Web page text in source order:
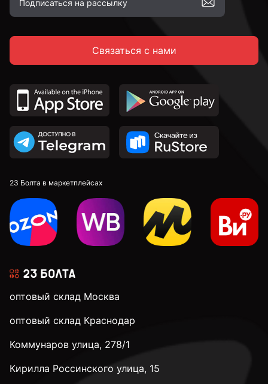
С полной резьбой
С неполной резьбой
DIN 912 с внутренним шестигранником и
цилиндрической головкой
DIN 7991 c потайной головкой и внутренним
шестигранником
DIN 913 установочные с внутренним шестигранником
к.п. 4,8
к.п. 10,9
Связаться с нами
23 Болта в маркетплейсах
оптовый склад Москва
оптовый склад Краснодар
Коммунаров улица, 278/1
Кирилла Россинского улица, 15